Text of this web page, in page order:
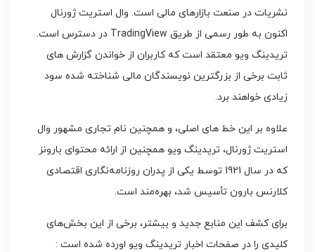
نشریات در صنعت بازارهای مالی است. وال استریت ژورنال
اکنون به طور رسمی از طریق TradingView در دسترس است.
تریدینگ ویو معتقد است که کاربران از خواندن گزارش های
ثابت برخی از بزرگترین نویسندگان مالی شناخته شده سود
زیادی خواهند برد.
علاوه بر این خط های اصلی، و همچنین نام تجاری مشهور وال
استریت ژورنال، تریدینگ ویو همچنین از ارائه محتوای بارونز
که در سال 1921 توسط یکی از پدران روزنامه‌نگاری اقتصادی
کلارنس بارون تأسیس شد، بهره‌مند است.
برای کشف این منابع جدید و بیشتر، برخی از این بخش‌های
کلیدی را در صفحات اخبار تریدینگ ویو اورده شده است :